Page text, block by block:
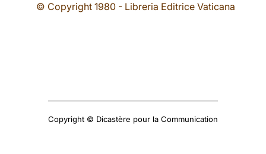
© Copyright 1980 - Libreria Editrice Vaticana
Copyright © Dicastère pour la Communication